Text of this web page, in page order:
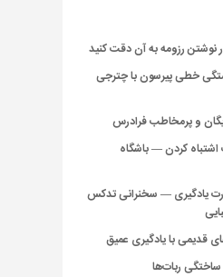
نوشتن رزومه به آن دقت کنید
خطی پیرسون با چترجی
و پرمخاطب فرادرس
کردن — باشگاه
یادگیری — سخنرانی تدکس
قدیمی با یادگیری عمیق
ساختگی ربات‌ها